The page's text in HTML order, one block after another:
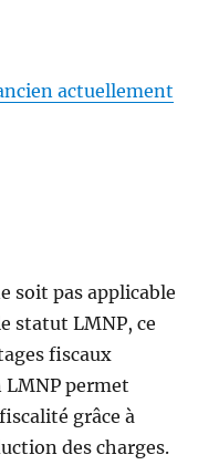
actuellement
soit pas applicable
statut LMNP, ce
fiscaux
LMNP permet
grâce à
des charges.